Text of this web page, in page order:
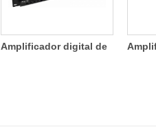
Amplificador digital de